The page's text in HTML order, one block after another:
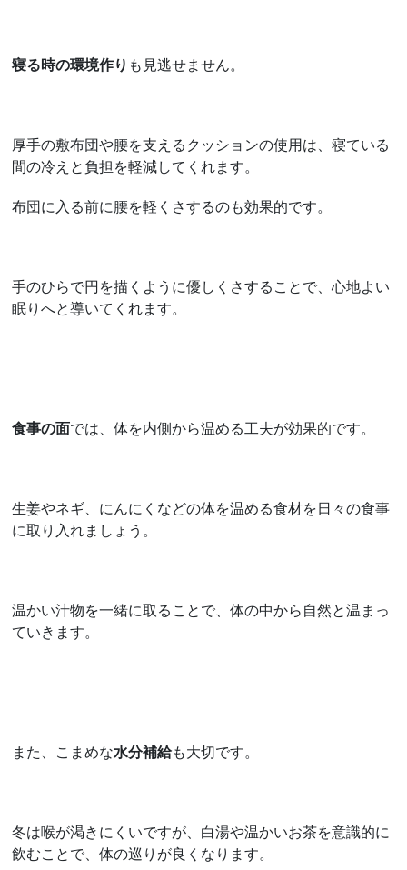
寝る時の環境作り も見逃せません。
厚手の敷布団や腰を支えるクッションの使用は、寝ている
間の冷えと負担を軽減してくれます。
布団に入る前に腰を軽くさするのも効果的です。
手のひらで円を描くように優しくさすることで、心地よい
眠りへと導いてくれます。
食事の面では、体を内側から温める工夫が効果的です。
生姜やネギ、にんにくなどの体を温める食材を日々の食事
に取り入れましょう。
温かい汁物を一緒に取ることで、体の中から自然と温まっ
ていきます。
また、こまめな水分補給も大切です。
冬は喉が渇きにくいですが、白湯や温かいお茶を意識的に
飲むことで、体の巡りが良くなります。